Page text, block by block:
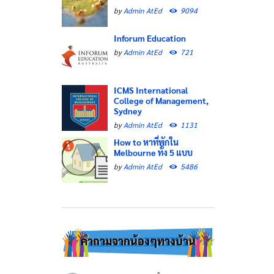
byAdmin AtEd 9094
Inforum Education
byAdmin AtEd 721
ICMS International
College of Management,
Sydney
byAdmin AtEd 1131
How to หาที่พักใน
Melbourne ทั้ง 5 แบบ
byAdmin AtEd 5486
คำถามจากน้องๆทางบ้าน